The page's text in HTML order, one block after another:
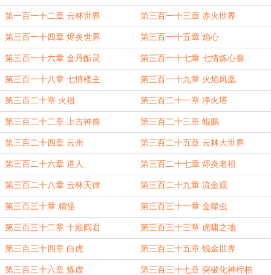
第一百一十二章 云林世界 第三百一十三章 赤火世界
第三百一十四章 烬炎世界 第三百一十五章 焰心
第三百一十六章 金丹酝灵 第三百一十七章 七情炼心羹
第三百一十八章 七情楼主 第三百一十九章 火焰凤凰
第三百二十章 火祖 第三百二十一章 净火塔
第三百二十二章 上古神兽 第三百二十三章 鲲鹏
第三百二十四章 云州 第三百二十五章 云林大世界
第三百二十六章 道人 第三百二十七章 烬炎老祖
第三百二十八章 云林天律 第三百二十九章 流金观
第三百三十章 精怪 第三百三十一章 金噬虫
第三百三十二章 十殿阎君 第三百三十三章 虎啸之地
第三百三十四章 白虎 第三百三十五章 锐金世界
第三百三十六章 炼虚 第三百三十七章 突破化神桎梏